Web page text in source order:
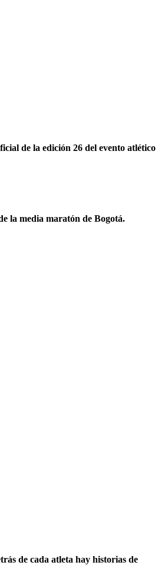
de la edición 26 del evento atlético
la media maratón de Bogotá.
de cada atleta hay historias de